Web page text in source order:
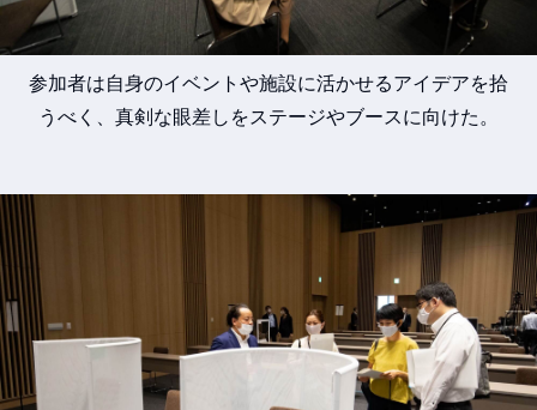
参加者は自身のイベントや施設に活かせるアイデアを拾
うべく、 真剣な眼差しをステージやブースに向けた。